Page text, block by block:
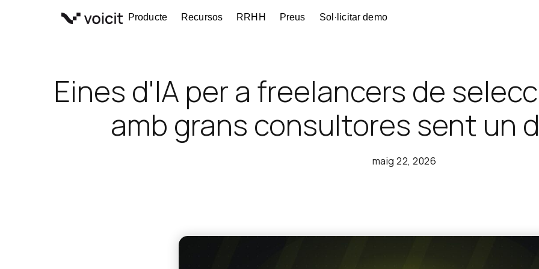
Producte Recursos RRHH Preus Sol·licitar demo
Eines d'IA per a freelancers de
amb grans consultores sent un
maig 22, 2026